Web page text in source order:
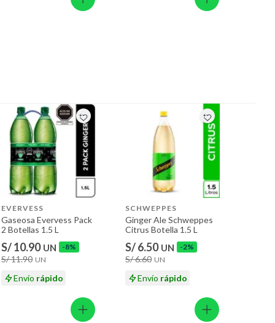
EVERVESS
Gaseosa Evervess Pack
2 Botellas 1.5 L
S/ 10.90 UN -8%
S/ 11.90 UN
Envío rápido
SCHWEPPES
Ginger Ale Schweppes
Citrus Botella 1.5 L
S/ 6.50 UN -2%
S/ 6.60 UN
Envío rápido